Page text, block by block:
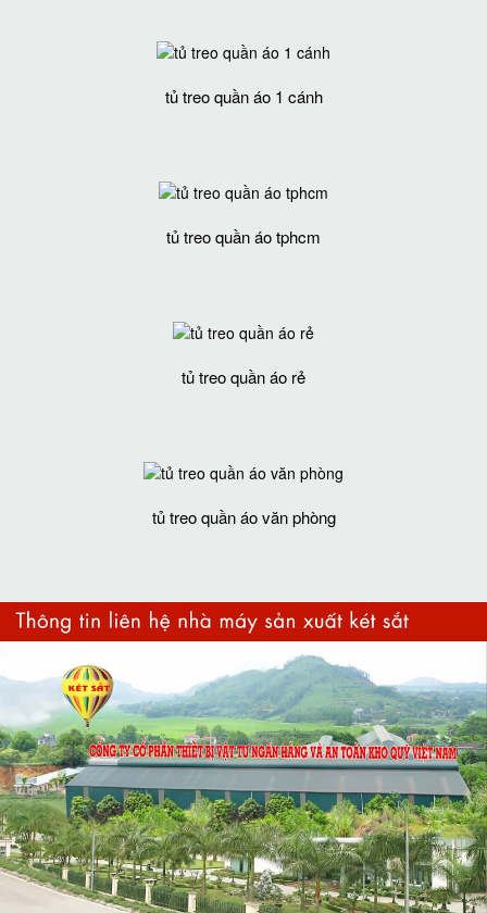
tủ treo quần áo 1 cánh
tủ treo quần áo tphcm
tủ treo quần áo rẻ
tủ treo quần áo văn phòng